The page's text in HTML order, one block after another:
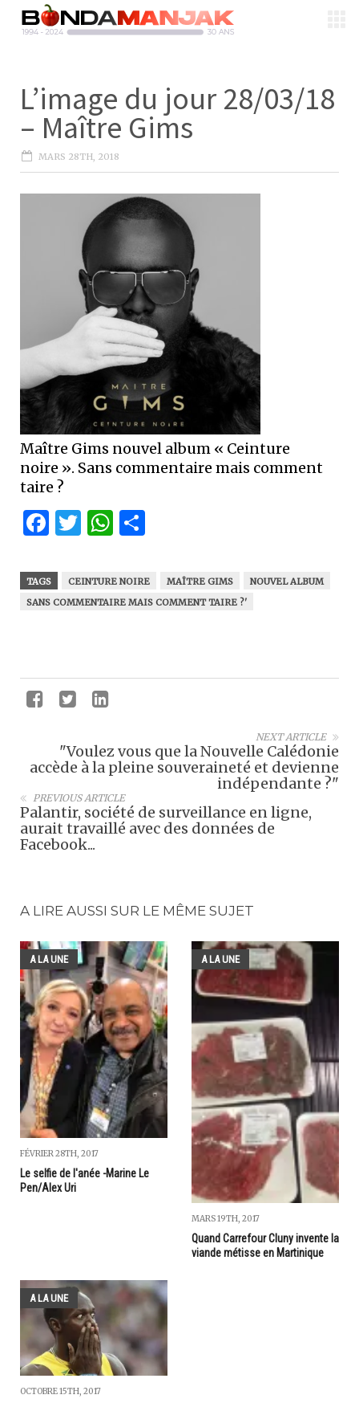
L’image du jour 28/03/18
– Maître Gims
MARS 28TH, 2018
Maître Gims nouvel album « Ceinture
noire ». Sans commentaire mais comment
taire ?
Facebook
Twitter
WhatsApp
TAGS CEINTURE NOIRE MAÎTRE GIMS
NOUVEL ALBUM
SANS COMMENTAIRE MAIS COMMENT TAIRE ?'
NEXT ARTICLE
"Voulez vous que la Nouvelle Calédonie
accède à la pleine souveraineté et devienne
indépendante ?"
PREVIOUS ARTICLE
Palantir, société de surveillance en ligne,
aurait travaillé avec des données de
Facebook...
A LIRE AUSSI SUR LE MÊME SUJET
A LA UNE
FÉVRIER 28TH, 2017
Le selfie de l'anée -Marine Le
Pen/Alex Uri
A LA UNE
MARS 19TH, 2017
Quand Carrefour Cluny invente la
viande métisse en Martinique
A LA UNE
OCTOBRE 15TH, 2017